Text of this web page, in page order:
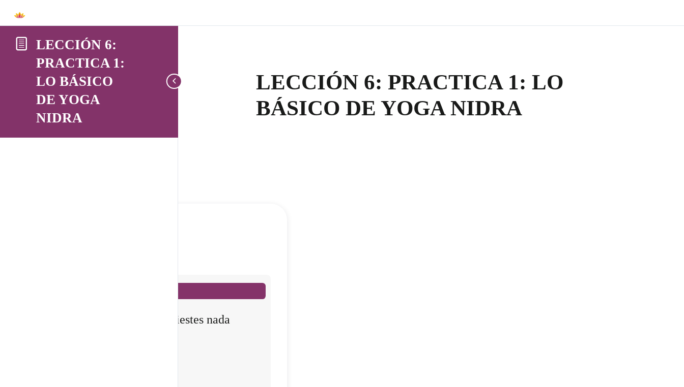
LECCIÓN 6:
PRACTICA 1:
LO BÁSICO
DE YOGA
NIDRA
LECCIÓN 6: PRACTICA 1: LO
BÁSICO DE YOGA NIDRA
, no manifiestes nada